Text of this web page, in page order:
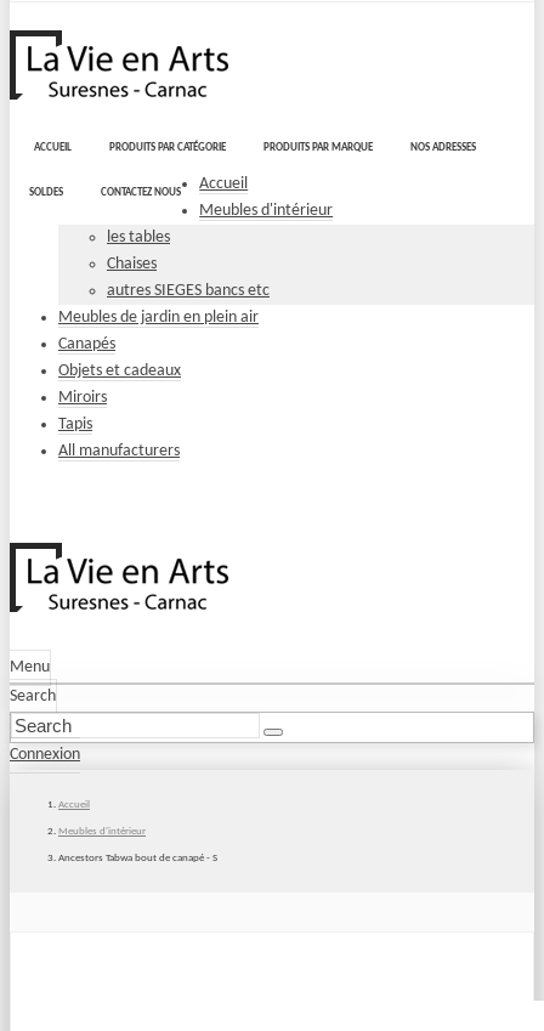
ACCUEIL PRODUITS PAR CATÉGORIE PRODUITS PAR MARQUE NOS ADRESSES
SOLDES CONTACTEZ NOUS
Accueil
Meubles d'intérieur
les tables
Chaises
autres SIEGES bancs etc
Meubles de jardin en plein air
Canapés
Objets et cadeaux
Miroirs
Tapis
All manufacturers
Menu
Search
Connexion
Accueil
Meubles d'intérieur
Ancestors Tabwa bout de canapé - S